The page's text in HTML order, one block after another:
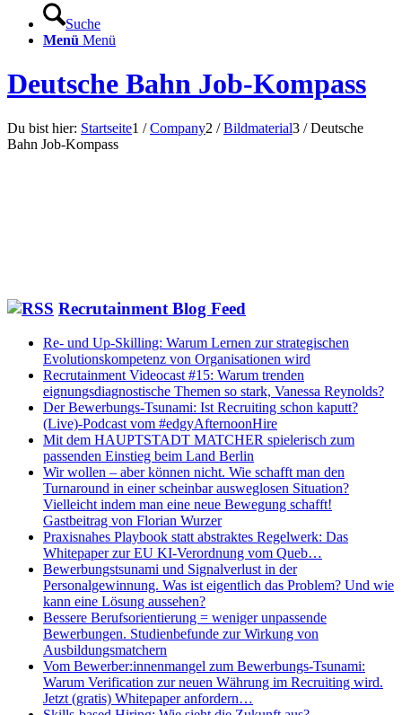
Suche
Menü Menü
Deutsche Bahn Job-Kompass
Du bist hier: Startseite1 / Company2 / Bildmaterial3 / Deutsche
Bahn Job-Kompass
Recrutainment Blog Feed
Re- und Up-Skilling: Warum Lernen zur strategischen
Evolutionskompetenz von Organisationen wird
Recrutainment Videocast #15: Warum trenden
eignungsdiagnostische Themen so stark, Vanessa Reynolds?
Der Bewerbungs-Tsunami: Ist Recruiting schon kaputt?
(Live)-Podcast vom #edgyAfternoonHire
Mit dem HAUPTSTADT MATCHER spielerisch zum
passenden Einstieg beim Land Berlin
Wir wollen – aber können nicht. Wie schafft man den
Turnaround in einer scheinbar ausweglosen Situation?
Vielleicht indem man eine neue Bewegung schafft!
Gastbeitrag von Florian Wurzer
Praxisnahes Playbook statt abstraktes Regelwerk: Das
Whitepaper zur EU KI-Verordnung vom Queb…
Bewerbungstsunami und Signalverlust in der
Personalgewinnung. Was ist eigentlich das Problem? Und wie
kann eine Lösung aussehen?
Bessere Berufsorientierung = weniger unpassende
Bewerbungen. Studienbefunde zur Wirkung von
Ausbildungsmatchern
Vom Bewerber:innenmangel zum Bewerbungs-Tsunami:
Warum Verification zur neuen Währung im Recruiting wird.
Jetzt (gratis) Whitepaper anfordern…